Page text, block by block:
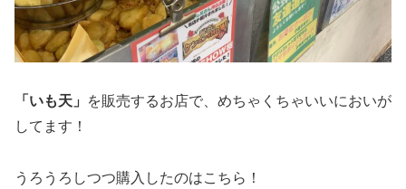
「いも天」
を販売するお店で、めちゃくちゃいいにおいが
してます！
うろうろしつつ購入したのはこちら！